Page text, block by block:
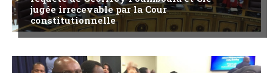
jugée irrecevable par la Cour
constitutionnelle